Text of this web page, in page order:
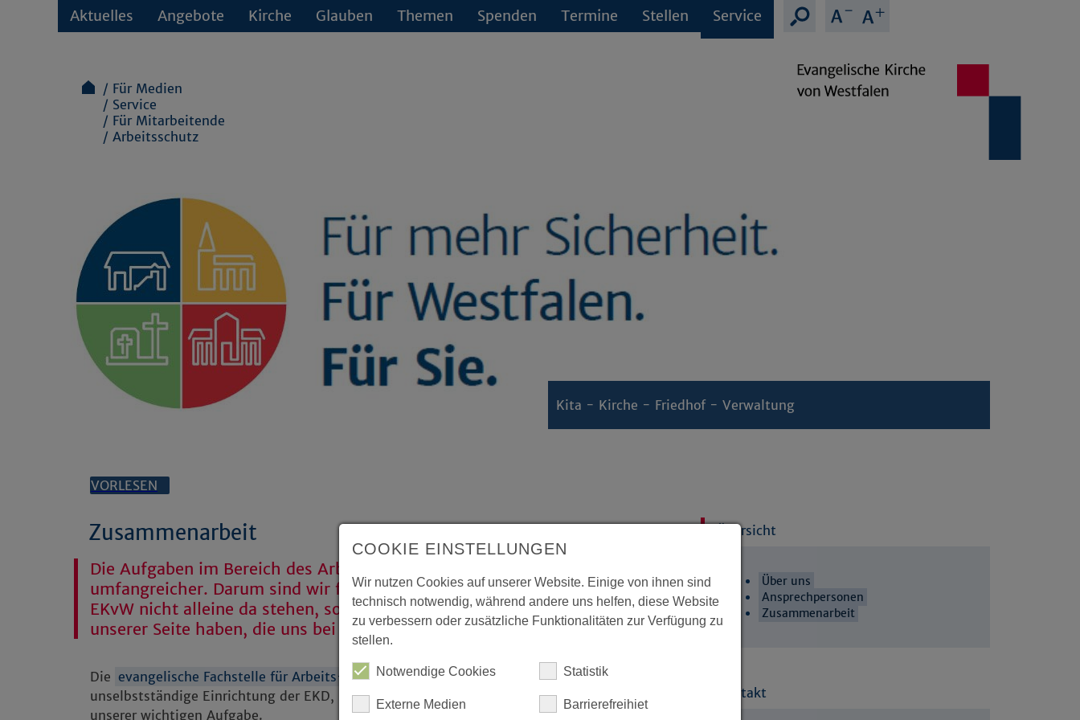
Aktuelles Angebote Kirche Glauben Themen Spenden Termine Stellen Service
Für Medien
Service
Für Mitarbeitende
Arbeitsschutz
Kita - Kirche - Friedhof - Verwaltung
VORLESEN
Zusammenarbeit
Die Aufgaben im Bereich des Arbeitsschutzes werden immer
umfangreicher. Darum sind wir froh, dass wir als Mitarbeiter der
EKvW nicht alleine da stehen, sondern auch kompetente Partner an
unserer Seite haben, die uns bei dieser Aufgabe unterstützen.
Die evangelische Fachstelle für Arbeits- und Gesundheitsschutz (EFAS),
als
unselbstständige Einrichtung der EKD, berät, schult und unterstütz uns in
unserer wichtigen Aufgabe.
Übersicht
Über uns
Ansprechpersonen
Zusammenarbeit
Kontakt
COOKIE EINSTELLUNGEN
Wir nutzen Cookies auf unserer Website. Einige von ihnen sind
technisch notwendig, während andere uns helfen, diese Website
zu verbessern oder zusätzliche Funktionalitäten zur Verfügung zu
stellen.
Notwendige Cookies Statistik
Externe Medien Barrierefreihiet